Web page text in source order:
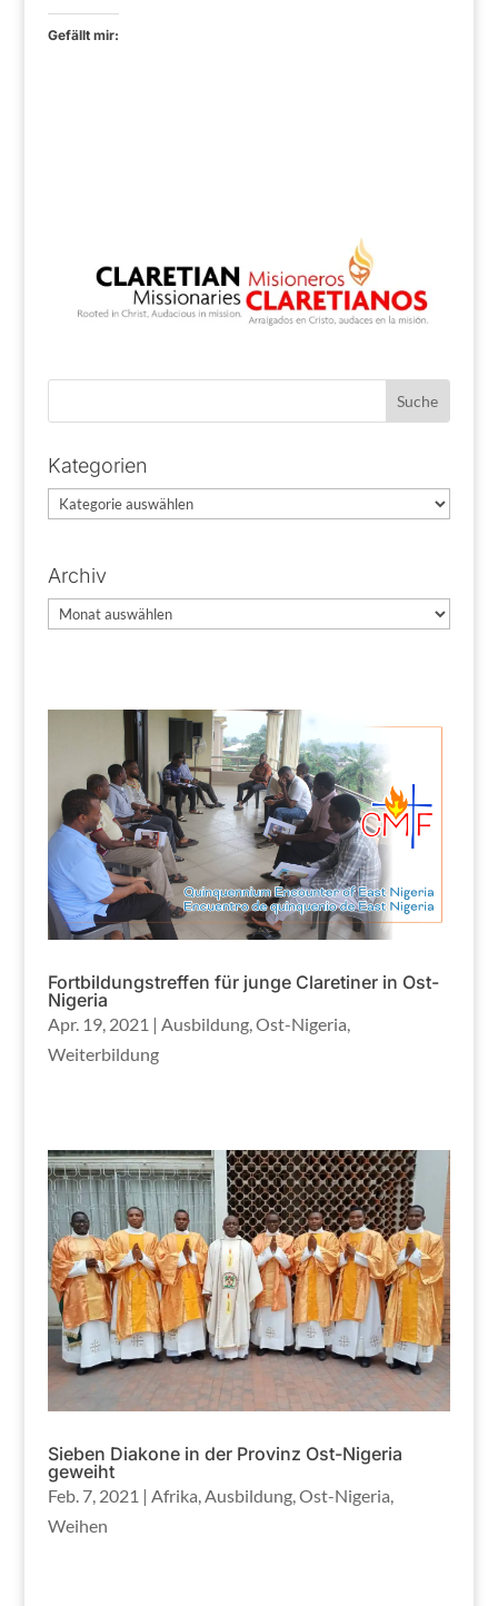
Gefällt mir:
Kategorien
Kategorien
Archiv
Archiv
Fortbildungstreffen für junge Claretiner in Ost-
Nigeria
Apr. 19, 2021 | Ausbildung,Ost-Nigeria,
Weiterbildung
Sieben Diakone in der Provinz Ost-Nigeria
geweiht
Feb. 7, 2021 | Afrika,Ausbildung,Ost-Nigeria,
Weihen